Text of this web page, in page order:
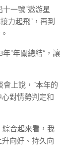
一號“遨游星
力起飛”，再到
“年關總結”，讓
上說，“本年的
對情勢判定和
綜合起來看，我
向好、持久向